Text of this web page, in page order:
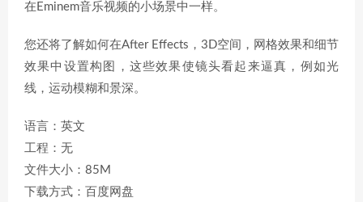
在Eminem音乐视频的小场景中一样。
您还将了解如何在After Effects，3D空间，网格效果和细节
效果中设置构图，这些效果使镜头看起来逼真，例如光
线，运动模糊和景深。
语言：英文
工程：无
文件大小：85M
下载方式：百度网盘